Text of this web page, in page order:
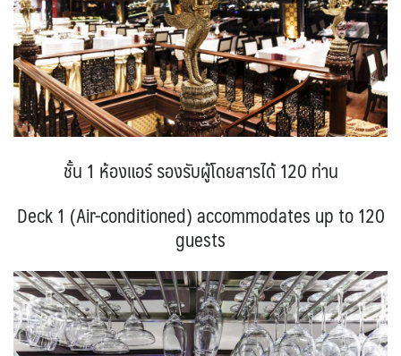
ชั้น 1 ห้องแอร์ รองรับผู้โดยสารได้ 120 ท่าน
Deck 1 (Air-conditioned) accommodates up to 120
guests